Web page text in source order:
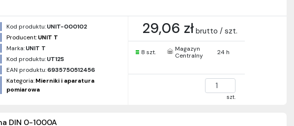
Kod produktu:UNIT-000102
Producent:UNIT T
Marka:UNIT T
Kod produktu:UT12S
EAN produktu:6935750512456
Kategoria:Mierniki i aparatura
pomiarowa
29,06 zł brutto / szt.
8 szt.
Magazyn
Centralny
24 h
szt.
DIN 0-1000A